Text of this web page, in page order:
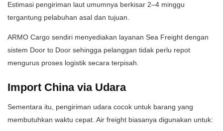
Estimasi pengiriman laut umumnya berkisar 2–4 minggu
tergantung pelabuhan asal dan tujuan.
ARMO Cargo sendiri menyediakan layanan Sea Freight dengan
sistem Door to Door sehingga pelanggan tidak perlu repot
mengurus proses logistik secara terpisah.
Import China via Udara
Sementara itu, pengiriman udara cocok untuk barang yang
membutuhkan waktu cepat. Air freight biasanya digunakan untuk: